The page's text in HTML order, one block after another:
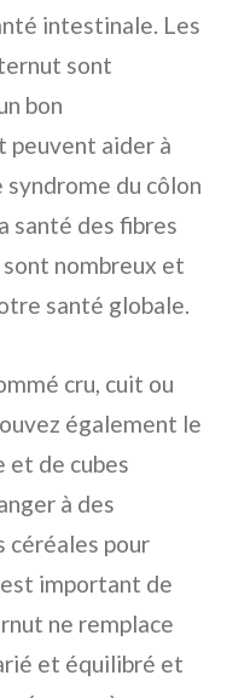
intestinale. Les
sont
bon
aider à
du côlon
santé des fibres
nombreux et
santé globale.
cru, cuit ou
également le
et de cubes
à des
céréales pour
important de
ne remplace
et équilibré et